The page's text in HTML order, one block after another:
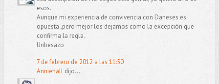
esos.
Aunque mi experiencia de convivencia con Daneses es
opuesta ,pero mejor los dejamos como la excepción que
confirma la regla.
Unbesazo
7 de febrero de 2012 a las 11:50
Anniehalldijo...